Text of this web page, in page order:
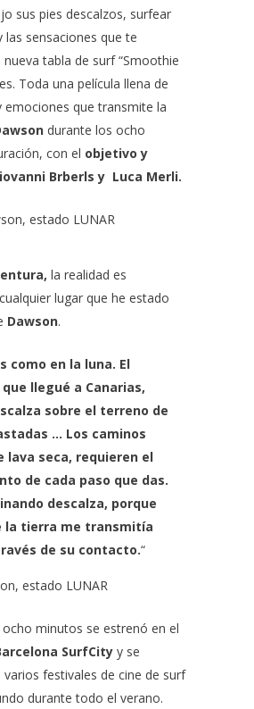
sus pies descalzos, surfear
sensaciones que te
tabla de surf “Smoothie
Toda una película llena de
emociones que transmite la
durante los ocho
con el objetivo y
Brberls y Luca Merli.
la realidad es
lugar que he estado
Dawson.
como en la luna. El
llegué a Canarias,
sobre el terreno de
… Los caminos
lava seca, requieren el
de cada paso que das.
descalza, porque
la tierra me transmitía
de su contacto.“
ocho minutos se estrenó en el
SurfCity y se
festivales de cine de surf
durante todo el verano.